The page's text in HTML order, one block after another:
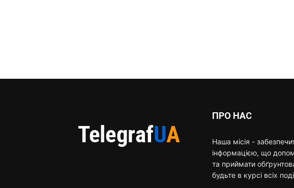
ПРО НАС
Наша місія -
інформацією, що
та приймати
будьте в курсі всіх